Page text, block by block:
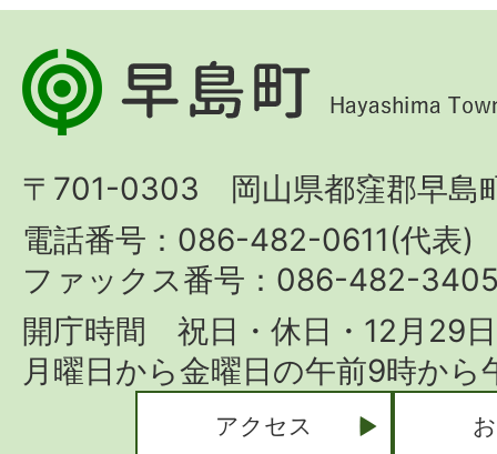
早
島
Hayashima
Town
〒701-0303 岡山県都窪郡早島
電話番号：086-482-0611(代表)
ファックス番号：086-482-
開庁時間 祝日・休日・12月29
月曜日から金曜日の午前9時か
アクセス